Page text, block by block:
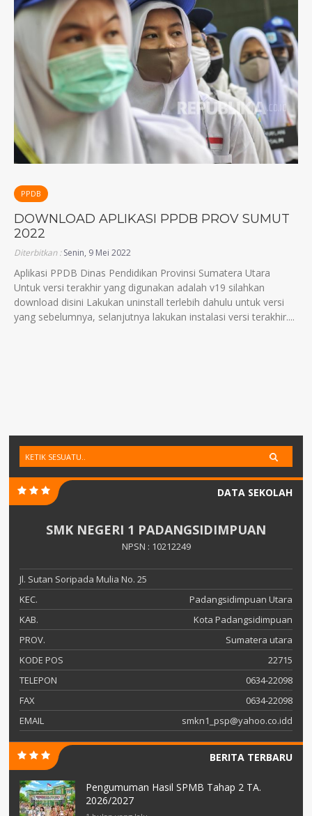
PPDB
DOWNLOAD APLIKASI PPDB PROV SUMUT
2022
Diterbitkan :Senin, 9 Mei 2022
Aplikasi PPDB Dinas Pendidikan Provinsi Sumatera Utara
Untuk versi terakhir yang digunakan adalah v19 silahkan
download disini Lakukan uninstall terlebih dahulu untuk versi
yang sebelumnya, selanjutnya lakukan instalasi versi terakhir....
DATA SEKOLAH
SMK NEGERI 1 PADANGSIDIMPUAN
NPSN : 10212249
Jl. Sutan Soripada Mulia No. 25
KEC.
Padangsidimpuan Utara
KAB.
Kota Padangsidimpuan
PROV.
Sumatera utara
KODE POS
22715
TELEPON
0634-22098
FAX
0634-22098
EMAIL
smkn1_psp@yahoo.co.idd
BERITA TERBARU
Pengumuman Hasil SPMB Tahap 2 TA.
2026/2027